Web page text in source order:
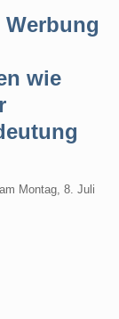
wie
am Montag, 8. Juli